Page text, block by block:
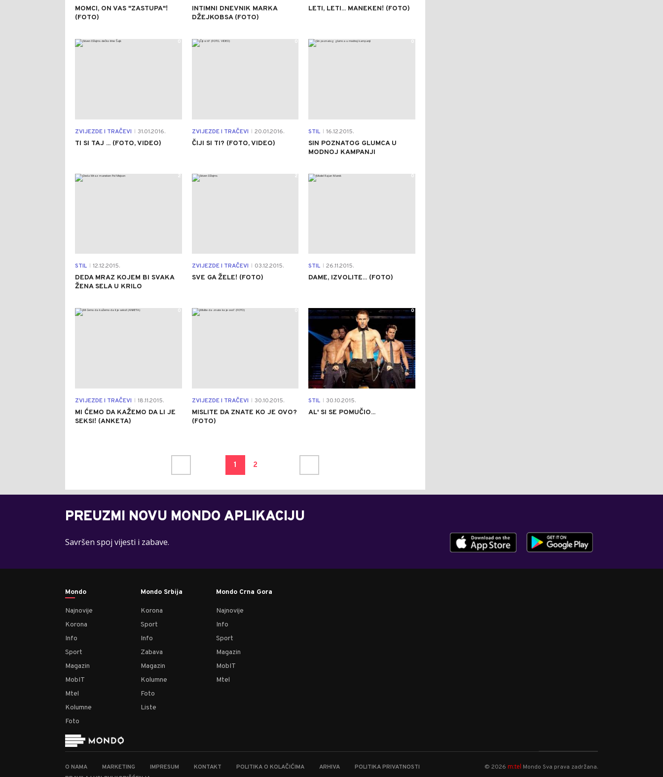
MOMCI, ON VAS "ZASTUPA"!
(FOTO)
INTIMNI DNEVNIK MARKA
DŽEJKOBSA (FOTO)
LETI, LETI... MANEKEN! (FOTO)
ZVIJEZDE I TRAČEVI 31.01.2016.
TI SI TAJ ... (FOTO, VIDEO)
0
ZVIJEZDE I TRAČEVI 20.01.2016.
ČIJI SI TI? (FOTO, VIDEO)
0
STIL 16.12.2015.
SIN POZNATOG GLUMCA U
MODNOJ KAMPANJI
0
STIL 12.12.2015.
DEDA MRAZ KOJEM BI SVAKA
ŽENA SELA U KRILO
2
ZVIJEZDE I TRAČEVI 03.12.2015.
SVE GA ŽELE! (FOTO)
2
STIL 26.11.2015.
DAME, IZVOLITE... (FOTO)
0
ZVIJEZDE I TRAČEVI 18.11.2015.
MI ĆEMO DA KAŽEMO DA LI JE
SEKSI! (ANKETA)
0
ZVIJEZDE I TRAČEVI 30.10.2015.
MISLITE DA ZNATE KO JE OVO?
(FOTO)
0
STIL 30.10.2015.
AL' SI SE POMUČIO...
0
1 2
PREUZMI NOVU MONDO APLIKACIJU
Savršen spoj vijesti i zabave.
Mondo
Najnovije
Korona
Info
Sport
Magazin
MobIT
Mtel
Kolumne
Foto
Mondo Srbija
Korona
Sport
Info
Zabava
Magazin
Kolumne
Foto
Liste
Mondo Crna Gora
Najnovije
Info
Sport
Magazin
MobIT
Mtel
O NAMA MARKETING IMPRESUM KONTAKT POLITIKA O KOLAČIĆIMA ARHIVA
POLITIKA PRIVATNOSTI
© 2026 m:tel Mondo Sva prava zadržana.